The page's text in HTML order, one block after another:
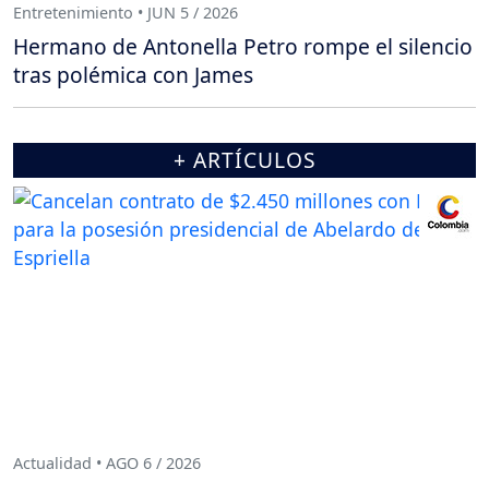
Entretenimiento • JUN 5 / 2026
Hermano de Antonella Petro rompe el silencio
tras polémica con James
+ ARTÍCULOS
Actualidad • AGO 6 / 2026